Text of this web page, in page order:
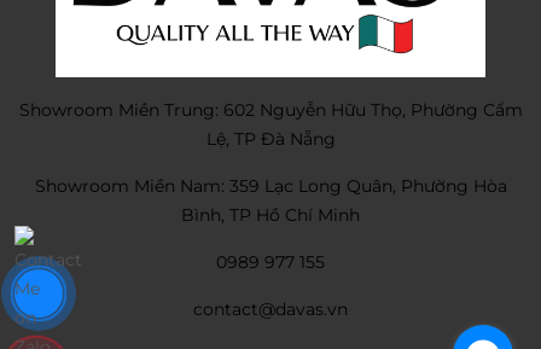
Showroom Miền Trung: 602 Nguyễn Hữu Thọ, Phường Cẩm
Lệ, TP Đà Nẵng
Showroom Miền Nam: 359 Lạc Long Quân, Phường Hòa
Bình, TP Hồ Chí Minh
0989 977 155
contact@davas.vn